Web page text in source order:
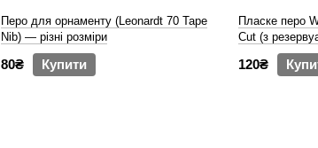
Перо для орнаменту (Leonardt 70 Tape
Nib) — різні розміри
80₴ Купити
Пласке перо
Cut (з
120₴